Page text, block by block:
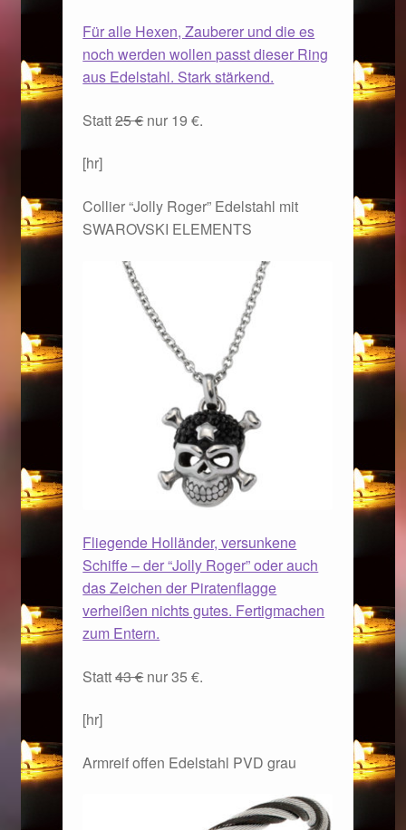
Weihnachtsangebote 2019
Weihnachtsangebote 2020
Weihnachtsangebote 2021
Widerrufsrecht
Woocommerce Predictive Search
Für alle Hexen, Zauberer und die es
noch werden wollen passt dieser Ring
aus Edelstahl. Stark stärkend.
Statt25 €nur 19 €.
[hr]
Collier “Jolly Roger” Edelstahl mit
SWAROVSKI ELEMENTS
Fliegende Holländer, versunkene
Schiffe – der “Jolly Roger” oder auch
das Zeichen der Piratenflagge
verheißen nichts gutes. Fertigmachen
zum Entern.
Statt43 €nur 35 €.
[hr]
Armreif offen Edelstahl PVD grau